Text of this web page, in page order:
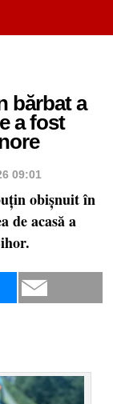
bărbat a
a fost
09:01
obișnuit în
de acasă a